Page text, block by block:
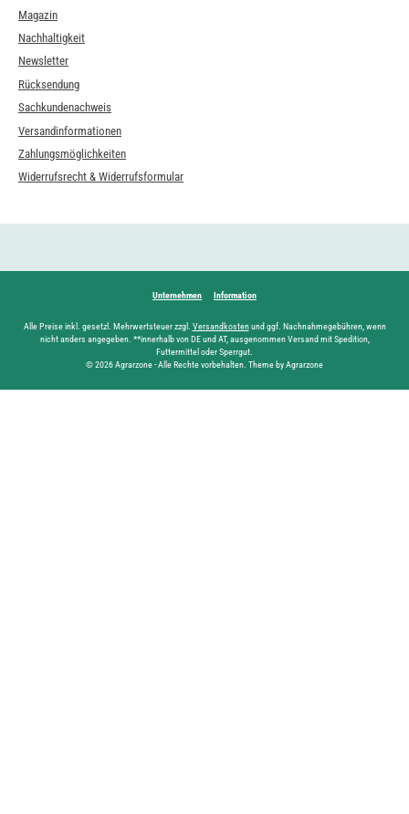
Magazin
Nachhaltigkeit
Newsletter
Rücksendung
Sachkundenachweis
Versandinformationen
Zahlungsmöglichkeiten
Widerrufsrecht & Widerrufsformular
Unternehmen Information
Alle Preise inkl. gesetzl. Mehrwertsteuer zzgl. Versandkostenund ggf. Nachnahmegebühren, wenn
nicht anders angegeben. **innerhalb von DE und AT, ausgenommen Versand mit Spedition,
Futtermittel oder Sperrgut.
© 2026 Agrarzone - Alle Rechte vorbehalten. Theme by Agrarzone